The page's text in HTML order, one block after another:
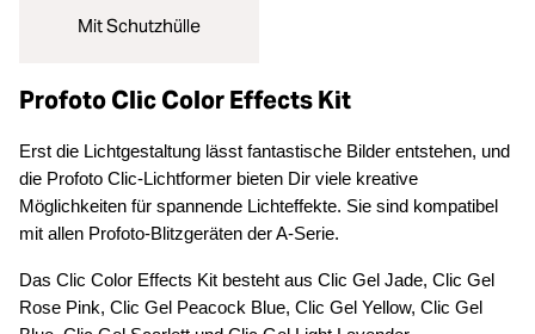
Mit Schutzhülle
Profoto Clic Color Effects Kit
Erst die Lichtgestaltung lässt fantastische Bilder entstehen, und
die Profoto Clic-Lichtformer bieten Dir viele kreative
Möglichkeiten für spannende Lichteffekte. Sie sind kompatibel
mit allen Profoto-Blitzgeräten der A-Serie.
Das Clic Color Effects Kit besteht aus Clic Gel Jade, Clic Gel
Rose Pink, Clic Gel Peacock Blue, Clic Gel Yellow, Clic Gel